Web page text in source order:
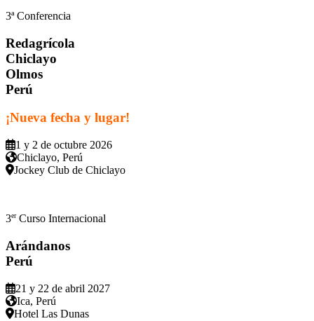
3ª Conferencia
Redagrícola
Chiclayo
Olmos
Perú
¡Nueva fecha y lugar!
1 y 2 de octubre 2026
Chiclayo, Perú
Jockey Club de Chiclayo
3erCurso Internacional
Arándanos
Perú
21 y 22 de abril 2027
Ica, Perú
Hotel Las Dunas